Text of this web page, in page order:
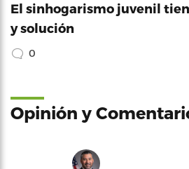
El sinhogarismo juvenil
y solución
0
Opinión y